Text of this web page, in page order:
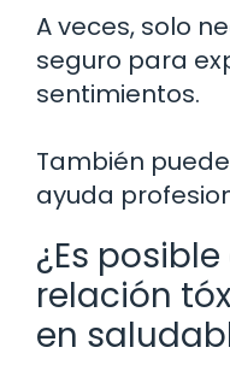
A veces, solo
seguro para
sentimientos.
También
ayuda
¿Es
relación
en